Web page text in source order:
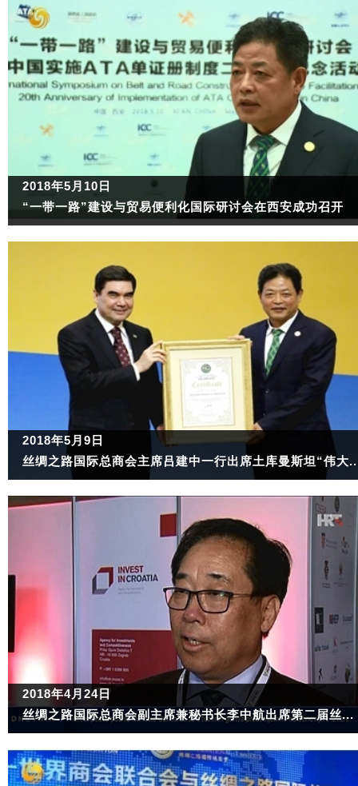
2018年5月10日
“一带一路”建设与贸易便利化国际研讨会在西安成功召开
2018年5月9日
丝绸之路国际总商会主席吕建中一行出席土库曼斯坦“伟大
2018年4月24日
丝绸之路国际总商会副主席兼秘书长李中航出席第二届丝...